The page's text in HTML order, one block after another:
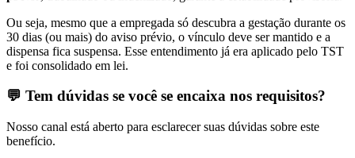
Ou seja, mesmo que a empregada só descubra a gestação durante os
30 dias (ou mais) do aviso prévio, o vínculo deve ser mantido e a
dispensa fica suspensa. Esse entendimento já era aplicado pelo TST
e foi consolidado em lei.
💬 Tem dúvidas se você se encaixa nos requisitos?
Nosso canal está aberto para esclarecer suas dúvidas sobre este
benefício.